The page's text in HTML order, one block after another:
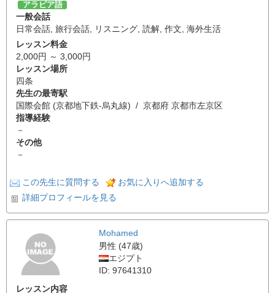
アラビア語
一般会話
日常会話, 旅行会話, リスニング, 読解, 作文, 海外生活
レッスン料金
2,000円 ～ 3,000円
レッスン場所
四条
先生の最寄駅
国際会館 (京都地下鉄-烏丸線) / 京都府 京都市左京区
指導経験
－
その他
－
この先生に質問する
お気に入りへ追加する
詳細プロフィールを見る
Mohamed
男性 (47歳)
エジプト
ID: 97641310
レッスン内容